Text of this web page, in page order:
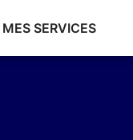
MES SERVICES